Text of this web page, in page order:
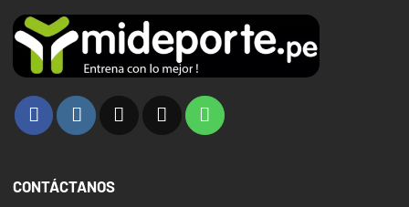
CONTÁCTANOS